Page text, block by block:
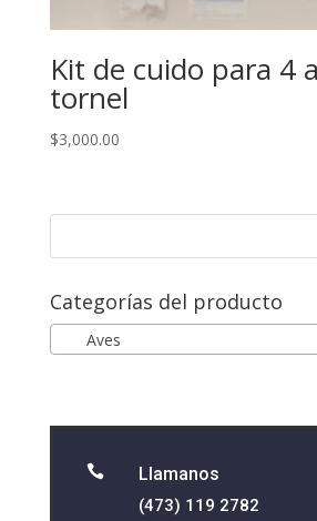
Kit de cuido para 4
tornel
$3,000.00
Categorías del producto
Aves
 Llamanos
(473) 119 2782